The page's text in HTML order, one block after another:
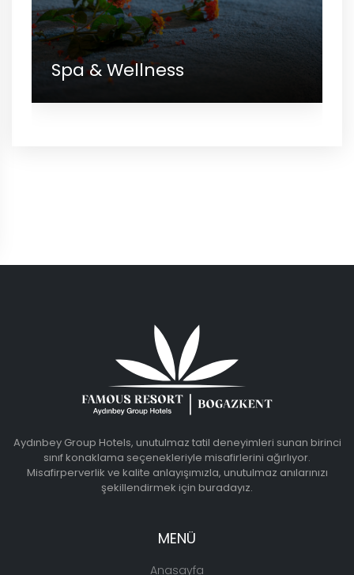
Spa & Wellness
Aydınbey Group Hotels, unutulmaz tatil deneyimleri sunan birinci
sınıf konaklama seçenekleriyle misafirlerini ağırlıyor.
Misafirperverlik ve kalite anlayışımızla, unutulmaz anılarınızı
şekillendirmek için buradayız.
MENÜ
Anasayfa